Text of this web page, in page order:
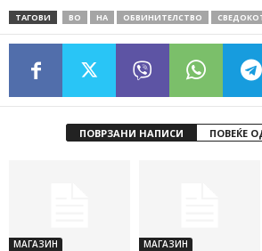
ТАГОВИ ВО НА ОБВИНИТЕЛСТВО
ПОВРЗАНИ НАПИСИ ПОВЕЌЕ
МАГАЗИН МАГАЗИН